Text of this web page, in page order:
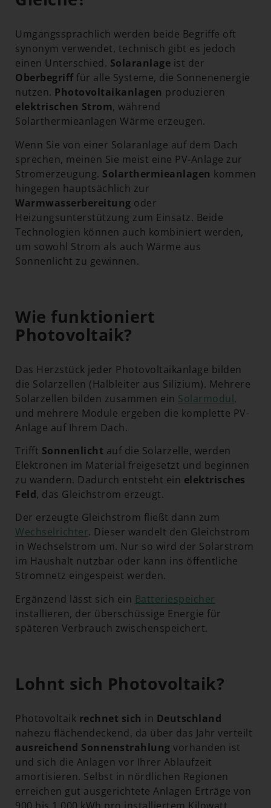
Umgangssprachlich werden beide Begriffe oft
synonym verwendet, technisch gibt es jedoch
einen Unterschied. Solaranlage ist der
Oberbegrifffür alle Systeme, die Sonnenenergie
nutzen. Photovoltaikanlagen produzieren
elektrischen Strom, während
Solarthermieanlagen Wärme erzeugen.
Wenn Sie von einer Solaranlage auf dem Dach
sprechen, meinen Sie meist eine PV-Anlage zur
Stromerzeugung. Solarthermieanlagen kommen
hingegen hauptsächlich zur
Warmwasserbereitung oder
Heizungsunterstützung zum Einsatz. Beide
Technologien können auch kombiniert werden,
um sowohl Strom als auch Wärme aus
Sonnenlicht zu gewinnen.
Wie funktioniert
Photovoltaik?
Das Herzstück jeder Photovoltaikanlage bilden
die Solarzellen (Halbleiter aus Silizium). Mehrere
Solarzellen bilden zusammen ein Solarmodul,
und mehrere Module ergeben die komplette PV-
Anlage auf Ihrem Dach.
Trifft Sonnenlicht auf die Solarzelle, werden
Elektronen im Material freigesetzt und beginnen
zu wandern. Dadurch entsteht ein elektrisches
Feld, das Gleichstrom erzeugt.
Der erzeugte Gleichstrom fließt dann zum
Wechselrichter. Dieser wandelt den Gleichstrom
in Wechselstrom um. Nur so wird der Solarstrom
im Haushalt nutzbar oder kann ins öffentliche
Stromnetz eingespeist werden.
Ergänzend lässt sich ein Batteriespeicher
installieren, der überschüssige Energie für
späteren Verbrauch zwischenspeichert.
Lohnt sich Photovoltaik?
Photovoltaik rechnet sich in Deutschland
nahezu flächendeckend, da über das Jahr verteilt
ausreichend Sonnenstrahlung vorhanden ist
und sich die Anlagen vor Ihrer Ablaufzeit
amortisieren. Selbst in nördlichen Regionen
erreichen gut ausgerichtete Anlagen Erträge von